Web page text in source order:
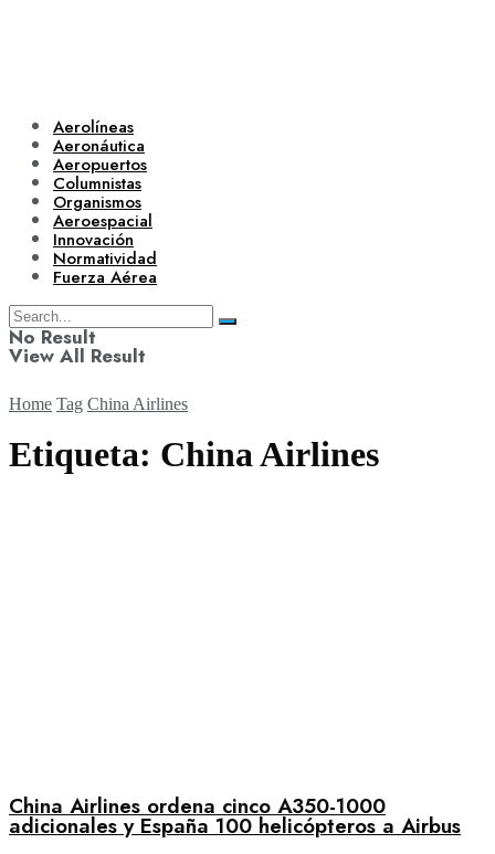
Aerolíneas
Aeronáutica
Aeropuertos
Columnistas
Organismos
Aeroespacial
Innovación
Normatividad
Fuerza Aérea
No Result
View All Result
Organismos
Home Tag China Airlines
Etiqueta: China Airlines
China Airlines ordena cinco A350-1000
adicionales y España 100 helicópteros a Airbus